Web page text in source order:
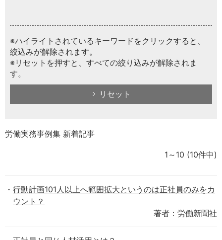
※ハイライトされているキーワードをクリックすると、
絞込みが解除されます。
※リセットを押すと、すべての絞り込みが解除されま
す。
リセット
労働実務事例集 新着記事
1～10 (10件中)
行動計画101人以上へ範囲拡大というのは正社員のみをカ
ウント？
著者：労働新聞社